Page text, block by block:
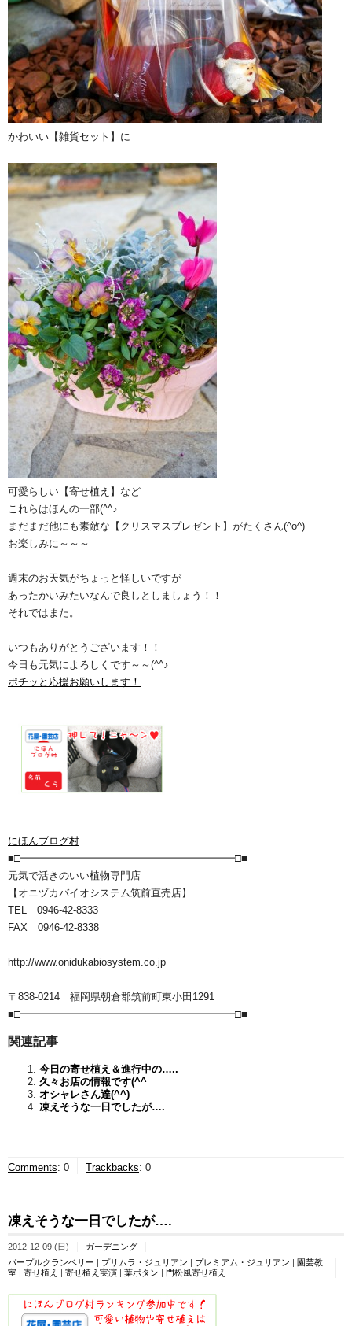
かわいい【雑貨セット】に
可愛らしい【寄せ植え】など
これらはほんの一部(^^♪
まだまだ他にも素敵な【クリスマスプレゼント】がたくさん(^o^)
お楽しみに～～～
週末のお天気がちょっと怪しいですが
あったかいみたいなんで良しとしましょう！！
それではまた。
いつもありがとうございます！！
今日も元気によろしくです～～(^^♪
ポチッと応援お願いします！
にほんブログ村
■□━━━━━━━━━━━━━━━━━━━━━□■
元気で活きのいい植物専門店
【オニヅカバイオシステム筑前直売店】
TEL 0946-42-8333
FAX 0946-42-8338
http://www.onidukabiosystem.co.jp
〒838-0214 福岡県朝倉郡筑前町東小田1291
■□━━━━━━━━━━━━━━━━━━━━━□■
関連記事
今日の寄せ植え＆進行中の…..
久々お店の情報です(^^ゞ
オシャレさん達(^^)
凍えそうな一日でしたが….
Comments: 0 Trackbacks: 0
凍えそうな一日でしたが….
2012-12-09 (日)
ガーデニング
パープルクランベリー | プリムラ・ジュリアン | プレミアム・ジュリアン | 園芸教
室 | 寄せ植え | 寄せ植え実演 | 葉ボタン | 門松風寄せ植え